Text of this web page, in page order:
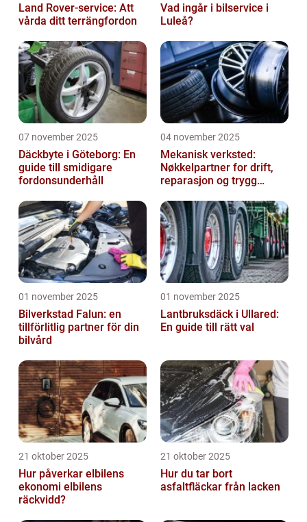
Land Rover-service: Att
vårda ditt terrängfordon
Vad ingår i bilservice i
Luleå?
07 november 2025
Däckbyte i Göteborg: En
guide till smidigare
fordonsunderhåll
04 november 2025
Mekanisk verksted:
Nøkkelpartner for drift,
reparasjon og trygg
01 november 2025
Bilverkstad Falun: en
tillförlitlig partner för din
bilvård
01 november 2025
Lantbruksdäck i Ullared:
En guide till rätt val
21 oktober 2025
Hur påverkar elbilens
ekonomi elbilens
räckvidd?
21 oktober 2025
Hur du tar bort
asfaltfläckar från lacken